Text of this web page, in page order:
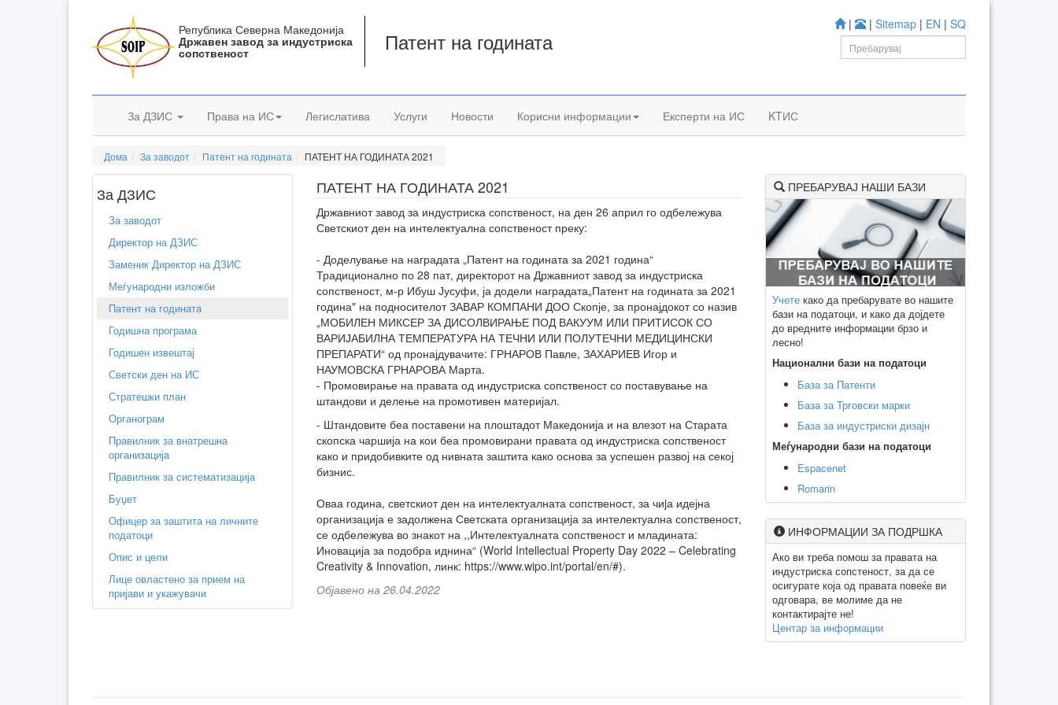
| | Sitemap | EN | SQ
Република Северна Македонија
Државен завод за индустриска
сопственост Патент на годината
За ДЗИС Права на ИС Легислатива Услуги Новости Корисни информации Експерти на ИС KTИС
Дома За заводот Патент на годината ПАТЕНТ НА ГОДИНАТА 2021
За ДЗИС
За заводот
Директор на ДЗИС
Заменик Директор на ДЗИС
Меѓународни изложби
Патент на годината
Годишна програма
Годишен извештај
Светски ден на ИС
Стратешки план
Органограм
Правилник за внатрешна
организација
Правилник за систематизација
Буџет
Офицер за заштита на личните
податоци
Опис и цели
Лице овластено за прием на
пријави и укажувачи
ПАТЕНТ НА ГОДИНАТА 2021
Државниот завод за индустриска сопственост, на ден 26 април го одбележува
Светскиот ден на интелектуална сопственост преку:
- Доделување на наградата „Патент на годината за 2021 година“
Традиционално по 28 пат, директорот на Државниот завод за индустриска
сопственост, м-р Ибуш Јусуфи, ја додели наградата„Патент на годината за 2021
година" на подносителот ЗАВАР КОМПАНИ ДОО Скопје, за пронајдокот со назив
„МОБИЛЕН МИКСЕР ЗА ДИСОЛВИРАЊЕ ПОД ВАКУУМ ИЛИ ПРИТИСОК СО
ВАРИЈАБИЛНА ТЕМПЕРАТУРА НА ТЕЧНИ ИЛИ ПОЛУТЕЧНИ МЕДИЦИНСКИ
ПРЕПАРАТИ“ од пронајдувачите: ГРНАРОВ Павле, ЗАХАРИЕВ Игор и
НАУМОВСКА ГРНАРОВА Марта.
- Промовирање на правата од индустриска сопственост со поставување на
штандови и делење на промотивен материјал.
- Штандовите беа поставени на плоштадот Македонија и на влезот на Старата
скопска чаршија на кои беа промовирани правата од индустриска сопственост
како и придобивките од нивната заштита како основа за успешен развој на секој
бизнис.
Оваа година, светскиот ден на интелектуалната сопственост, за чиjа идејна
организација е задолжена Светската организација за интелектуална сопственост,
се одбележува во знакот на ,,Интелектуалната сопственост и младината:
Иновација за подобра иднина“ (World Intellectual Property Day 2022 – Celebrating
Creativity & Innovation, линк: https://www.wipo.int/portal/en/#).
Објавено на 26.04.2022
ПРЕБАРУВАЈ НАШИ БАЗИ
Учете како да пребарувате во нашите
бази на податоци, и како да дојдете
до вредните информации брзо и
лесно!
Национални бази на податоци
База за Патенти
База за Трговски марки
База за индустриски дизајн
Меѓународни бази на податоци
Espacenet
Romarin
ИНФОРМАЦИИ ЗА ПОДРШКА
Ако ви треба помош за правата на
индустриска сопстеност, за да се
осигурате која од правата повеќе ви
одговара, ве молиме да не
контактирајте не!
Центар за информации